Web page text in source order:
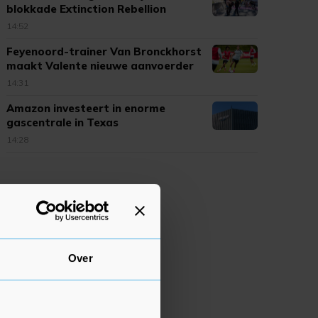
Over
blokkade Extinction Rebellion
14:52
Feyenoord-trainer Van Bronckhorst
maakt Valente nieuwe aanvoerder
14:31
Amazon investeert in enorme
gascentrale in Texas
14:28